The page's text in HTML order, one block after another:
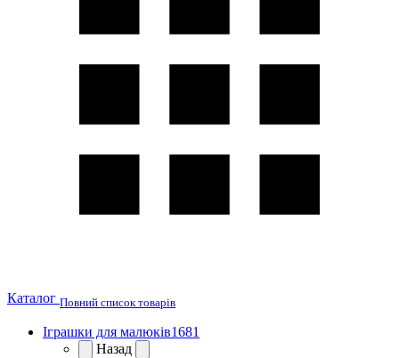
Каталог Повний список товарів
Іграшки для малюків1681
Назад